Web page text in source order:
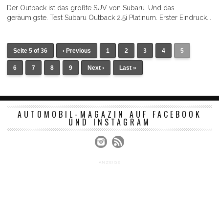
Der Outback ist das größte SUV von Subaru. Und das
geräumigste. Test Subaru Outback 2.5i Platinum. Erster Eindruck...
Seite 5 of 36 ‹ Previous 1 2 3 4 5
6 7 8 9 Next › Last »
AUTOMOBIL-MAGAZIN AUF FACEBOOK
UND INSTAGRAM
ANZEIGE